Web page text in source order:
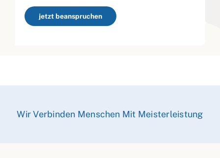
jetzt beanspruchen
Wir Verbinden Menschen Mit Meisterleistung